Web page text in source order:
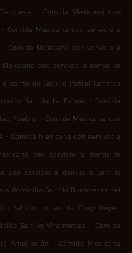
. Comida Mexicana con
. Comida Mexicana con servicio a
. Comida Mexicana con servicio a
Mexicana con servicio a domicilio
domicilio Saltillo Postal Cerritos
Saltillo La Palma . Comida
Pueblo . Comida Mexicana con
. Comida Mexicana con servicio a
con servicio a domicilio
con servicio a domicilio Saltillo
a domicilio Saltillo Burócratas del
Saltillo Lomas de Chapultepec
Saltillo Viramontes . Comida
Ampliación . Comida Mexicana